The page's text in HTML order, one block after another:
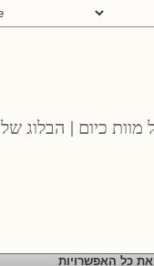
מוות כיום | הבלוג של
כל האפשרויות